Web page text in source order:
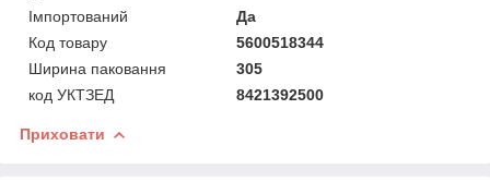
Імпортований
Да
Код товару
5600518344
Ширина паковання
305
код УКТЗЕД
8421392500
Приховати